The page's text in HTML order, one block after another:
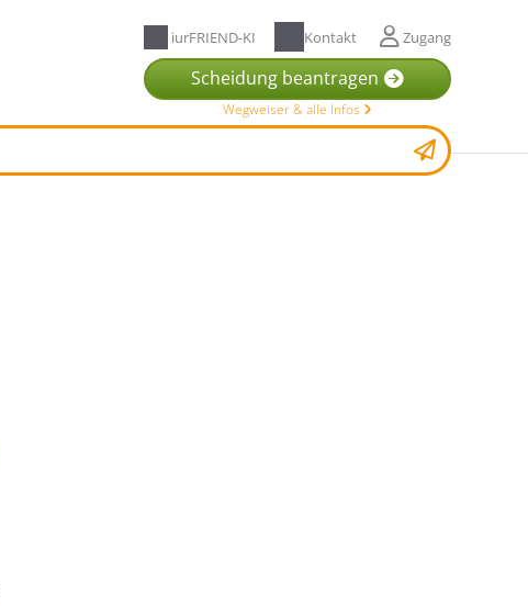
iurFRIEND-KI Kontakt Zugang
Scheidung beantragen
Wegweiser & alle Infos